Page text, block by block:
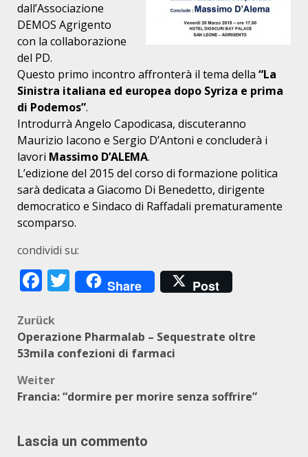
dall’Associazione
DEMOS Agrigento
con la collaborazione
del PD.
Questo primo incontro affronterà il tema della “La
Sinistra italiana ed europea dopo Syriza e prima
di Podemos”.
Introdurrà Angelo Capodicasa, discuteranno
Maurizio Iacono e Sergio D’Antoni e concluderà i
lavori Massimo D’ALEMA.
L’edizione del 2015 del corso di formazione politica
sarà dedicata a Giacomo Di Benedetto, dirigente
democratico e Sindaco di Raffadali prematuramente
scomparso.
condividi su:
Facebook
Twitter
Share Post
Beitragsnavigation
Zurück
Operazione Pharmalab – Sequestrate oltre
53mila confezioni di farmaci
Weiter
Francia: “dormire per morire senza soffrire”
Lascia un commento